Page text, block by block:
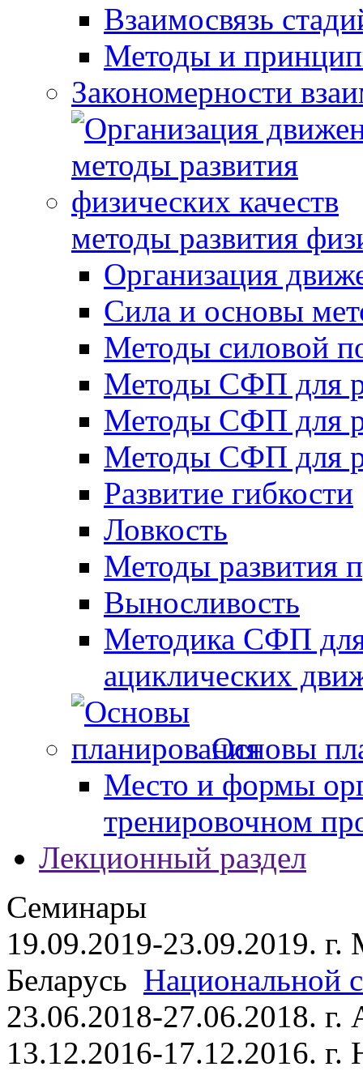
Взаимосвязь
Методы и
Закономерности
методы развития
Организация
Сила и основы
Методы силовой
Методы СФП для
Методы СФП для
Методы СФП для
Развитие гибкости
Ловкость
Методы развития
Выносливость
Методика СФП для
ациклических
Основы
Место и формы
тренировочном
Лекционный раздел
Семинары
19.09.2019-23.09.2019. г.
Беларусь Национальной
23.06.2018-27.06.2018.
13.12.2016-17.12.2016.